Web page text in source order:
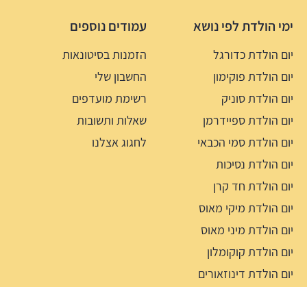
ימי הולדת לפי נושא
יום הולדת כדורגל
יום הולדת פוקימון
יום הולדת סוניק
יום הולדת ספיידרמן
יום הולדת סמי הכבאי
יום הולדת נסיכות
יום הולדת חד קרן
יום הולדת מיקי מאוס
יום הולדת מיני מאוס
יום הולדת קוקומלון
יום הולדת דינוזאורים
עמודים נוספים
הזמנות בסיטונאות
החשבון שלי
רשימת מועדפים
שאלות ותשובות
לחגוג אצלנו